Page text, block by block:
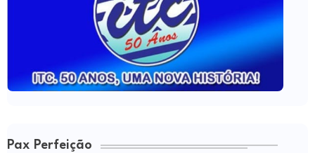
Pax Perfeição